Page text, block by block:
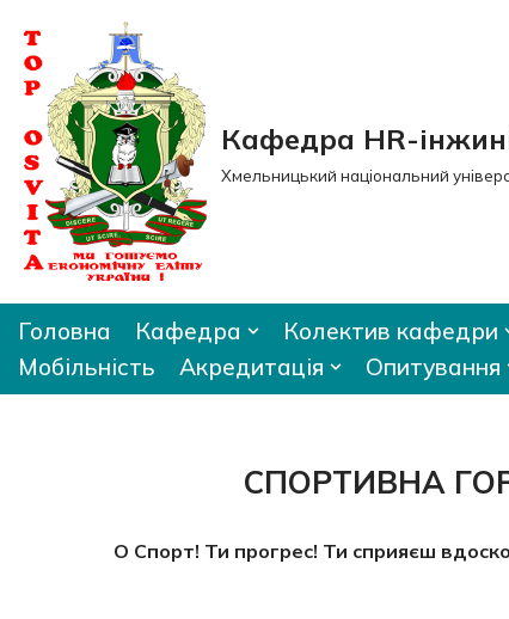
Перейти
до
вмісту
Кафедра HR-
Хмельницький національний
Головна Кафедра Колектив кафедри
Мобільність
Акредитація Опитування
СПОРТИВНА
О Спорт! Ти прогрес! Ти сприяєш